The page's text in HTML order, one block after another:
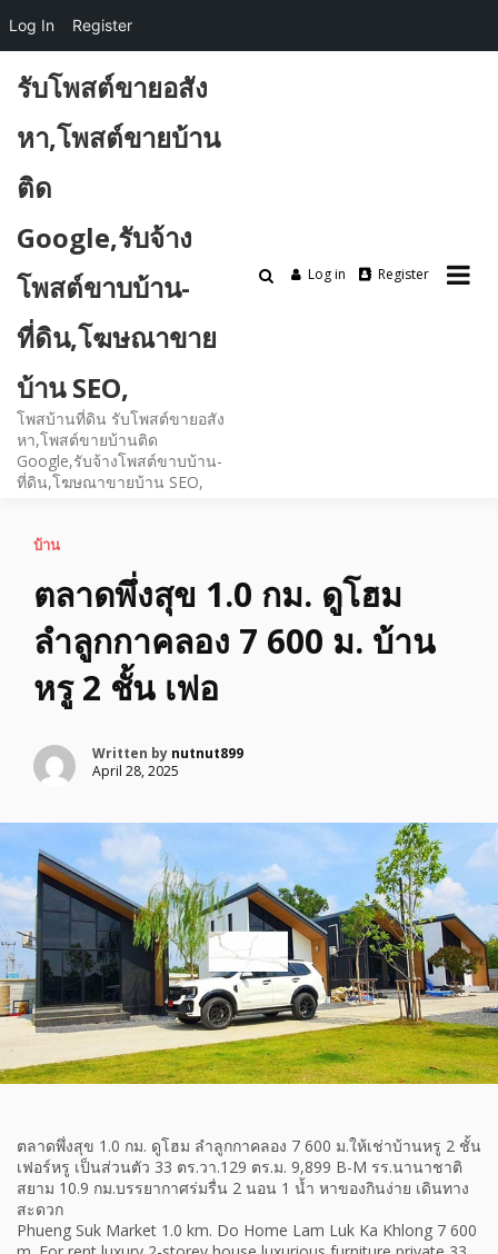
content
รับโพสต์ขายอสัง
หา,โพสต์ขายบ้าน
ติด
Google,รับจ้าง
โพสต์ขาบบ้าน-
ที่ดิน,โฆษณาขาย
บ้าน SEO,
โพสบ้านที่ดิน รับโพสต์ขายอสัง
หา,โพสต์ขายบ้านติด
Google,รับจ้างโพสต์ขาบบ้าน-
ที่ดิน,โฆษณาขายบ้าน SEO,
Log in Register
บ้าน
ตลาดพึ่งสุข 1.0 กม. ดูโฮม
ลำลูกกาคลอง 7 600 ม. บ้าน
หรู 2 ชั้น เฟอ
Written by nutnut899
April 28, 2025
ตลาดพึ่งสุข 1.0 กม. ดูโฮม ลำลูกกาคลอง 7 600 ม.ให้เช่าบ้านหรู 2 ชั้น
เฟอร์หรู เป็นส่วนตัว 33 ตร.วา.129 ตร.ม. 9,899 B-M รร.นานาชาติ
สยาม 10.9 กม.บรรยากาศร่มรื่น 2 นอน 1 น้ำ หาของกินง่าย เดินทาง
สะดวก
Phueng Suk Market 1.0 km. Do Home Lam Luk Ka Khlong 7 600
Log In Register